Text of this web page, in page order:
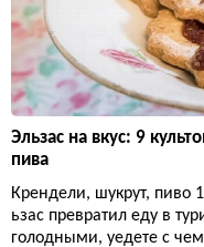
Эльзас на вкус: 9
пива
Крендели, шукрут, пиво
ьзас превратил еду в
голодными, уедете с